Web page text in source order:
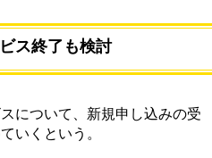
ス終了も検討
について、新規申し込みの受
いくという。